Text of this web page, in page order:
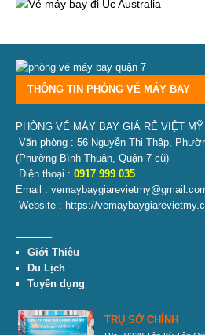
THÔNG TIN PHÒNG VÉ MÁY BAY
PHÒNG VÉ MÁY BAY GIÁ RẺ VIỆT MỸ
Văn phòng : 56 Nguyễn Thị Thập,
(Phường Bình Thuận, Quận 7 cũ)
Điện thoại : 0917 999 035
Email :
Website : https://
———–
Giới Thiệu
Du Lịch
Tuyển dụng
TRỤ SỞ CHÍNH